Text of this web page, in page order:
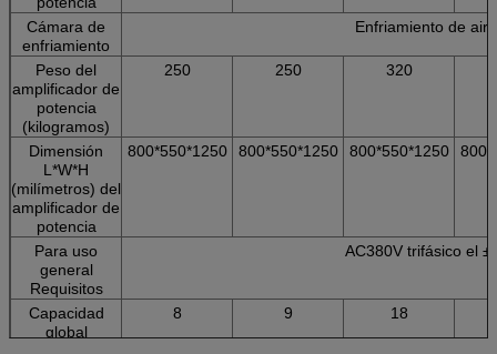
Cámara de
enfriamiento
Enfriamiento de
Peso del
amplificador de
potencia
(kilogramos)
250 250 320
Dimensión
L*W*H
(milímetros) del
amplificador de
potencia
800*550*1250 800*550*1250 800*550*1250
Para uso
general
Requisitos
AC380V trifásico el
Capacidad
global
8 9 18